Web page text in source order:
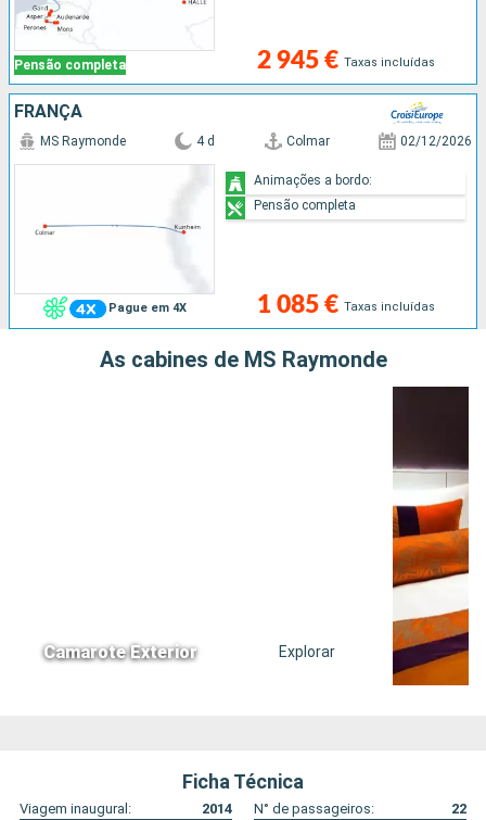
Pensão completa 2 945 € Taxas incluídas
FRANÇA
Pague em 4X
MS Raymonde 4 d Colmar 02/12/2026
1 085 € Taxas incluídas
Animações a bordo:
Pensão completa
As cabines de MS Raymonde
Camarote Exterior Explorar
Ficha Técnica
Viagem inaugural: 2014 N° de passageiros:
22